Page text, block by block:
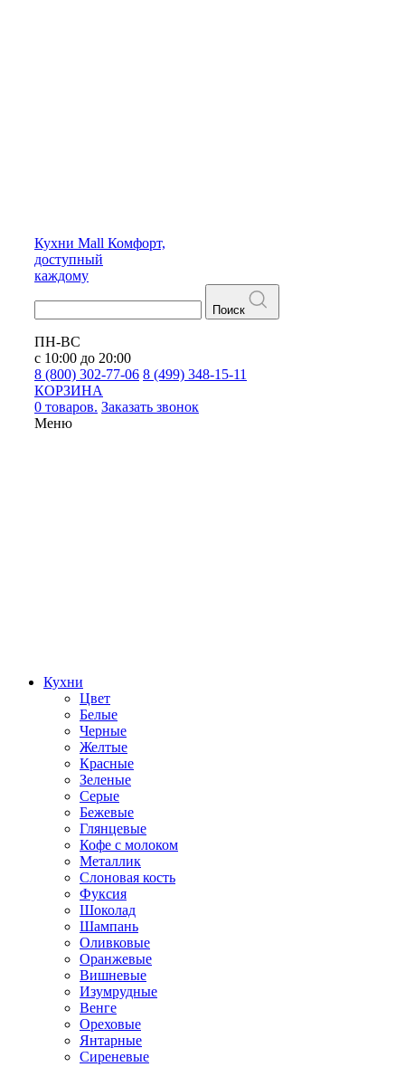
Кухни Mall Комфорт,
доступный
каждому
Поиск
ПН-ВС
с 10:00 до 20:00
8 (800) 302-77-06 8 (499) 348-15-11
КОРЗИНА
0 товаров. Заказать звонок
Меню
Кухни
Цвет
Белые
Черные
Желтые
Красные
Зеленые
Серые
Бежевые
Глянцевые
Кофе с молоком
Металлик
Слоновая кость
Фуксия
Шоколад
Шампань
Оливковые
Оранжевые
Вишневые
Изумрудные
Венге
Ореховые
Янтарные
Сиреневые